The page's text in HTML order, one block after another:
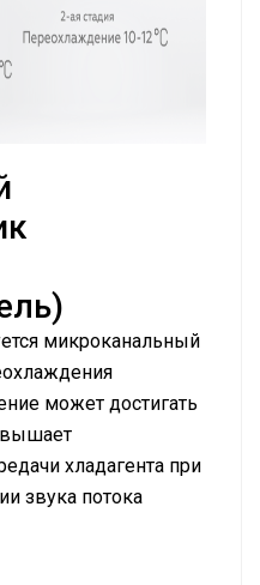
микроканальный
может достигать
хладагента при
звука потока